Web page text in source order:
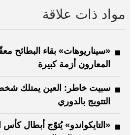
مواد ذات علاقة
«سيناريوهات» بقاء البطائح
المعارون أزمة كبيرة
سبيت خاطر: العين يمتلك
التتويج بالدوري
«التايكواندو» يُتوّج أبطال كأس